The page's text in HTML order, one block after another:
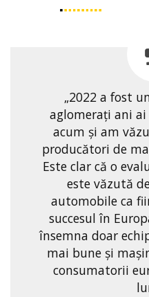
„2022 a fost
aglomerați ani ai
acum și am
producători de
Este clar că o
este văzută
automobile ca
succesul în
însemna doar
mai bune și
consumatorii